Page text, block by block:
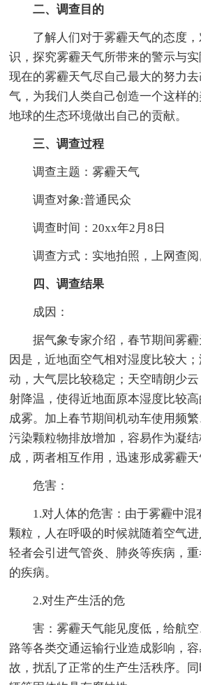
二、调查目的
了解人们对于雾霾天气的态度
识，探究雾霾天气所带来的警示与
现在的雾霾天气尽自己最大的努力
气，为我们人类自己创造一个这样
地球的生态环境做出自己的贡献。
三、调查过程
调查主题：雾霾天气
调查对象:普通民众
调查时间：20xx年2月8日
调查方式：实地拍照，上网查阅
四、调查结果
成因：
据气象专家介绍，春节期间雾
因是，近地面空气相对湿度比较大
动，大气层比较稳定；天空晴朗少
射降温，使得近地面原本湿度比较
成雾。加上春节期间机动车使用频
污染颗粒物排放增加，容易作为凝
成，两者相互作用，迅速形成雾霾天
危害：
1.对人体的危害：由于雾霾中
颗粒，人在呼吸的时候就随着空气进
轻者会引进气管炎、肺炎等疾病，
的疾病。
2.对生产生活的危
害：雾霾天气能见度低，给航
路等各类交通运输行业造成影响，
故，扰乱了正常的生产生活秩序。